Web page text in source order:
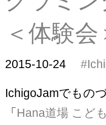
＜体験
2015-10-24
IchigoJamでもの
「Hana道場 こど